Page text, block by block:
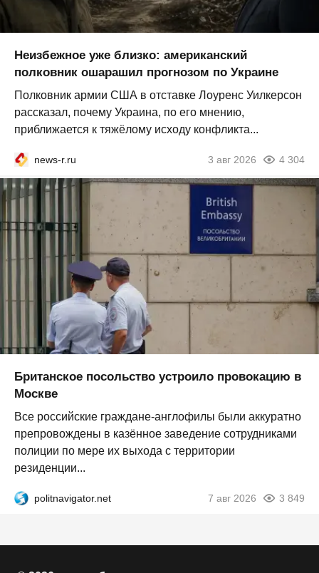
Неизбежное уже близко: американский
полковник ошарашил прогнозом по Украине
Полковник армии США в отставке Лоуренс Уилкерсон
рассказал, почему Украина, по его мнению,
приближается к тяжёлому исходу конфликта...
news-r.ru 3 авг 2026 4 304
Британское посольство устроило провокацию в
Москве
Все российские граждане-англофилы были аккуратно
препровождены в казённое заведение сотрудниками
полиции по мере их выхода с территории
резиденции...
politnavigator.net 7 авг 2026 3 849